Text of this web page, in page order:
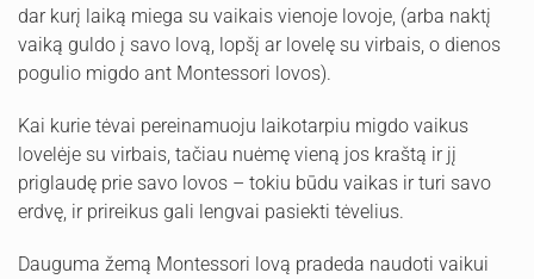
dar kurį laiką miega su vaikais vienoje lovoje, (arba naktį
vaiką guldo į savo lovą, lopšį ar lovelę su virbais, o dienos
pogulio migdo ant Montessori lovos).
Kai kurie tėvai pereinamuoju laikotarpiu migdo vaikus
lovelėje su virbais, tačiau nuėmę vieną jos kraštą ir jį
priglaudę prie savo lovos – tokiu būdu vaikas ir turi savo
erdvę, ir prireikus gali lengvai pasiekti tėvelius.
Dauguma žemą Montessori lovą pradeda naudoti vaikui